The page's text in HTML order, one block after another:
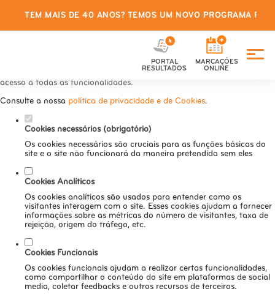
Defina as suas preferências de
cookies para este website.
Este website utiliza cookies estritamente necessários, analíticos e
acesso a todas as funcionalidades.
Consulte a nossa política de privacidade e de Cookies.
Cookies necessários (obrigatório)
Os cookies necessários são cruciais para as funções básicas do
site e o site não funcionará da maneira pretendida sem eles
Cookies Analíticos
Os cookies analíticos são usados para entender como os
visitantes interagem com o site. Esses cookies ajudam a fornecer
informações sobre as métricas do número de visitantes, taxa de
rejeição, origem do tráfego, etc.
Cookies Funcionais
Os cookies funcionais ajudam a realizar certas funcionalidades,
como compartilhar o conteúdo do site em plataformas de social
media, coletar feedbacks e outros recursos de terceiros.
TEM MAIS DE 40 ANOS? TEMOS UM NOVO PROGRAMA
PORTAL
RESULTADOS
MARCAÇÕES
ONLINE